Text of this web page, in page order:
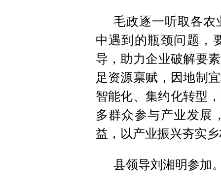
毛政逐一听取各农
中遇到的瓶颈问题，
导，助力企业破解要
足资源禀赋，因地制
智能化、集约化转型
多群众参与产业发展
益，以产业振兴夯实
县领导刘湘明参加